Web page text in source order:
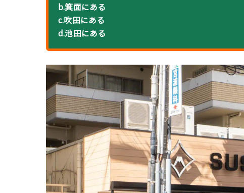
b.箕面にある
c.吹田にある
d.池田にある